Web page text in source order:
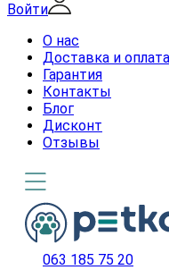
Войти
О нас
Доставка и оплата
Гарантия
Контакты
Блог
Дисконт
Отзывы
063 185 75 20